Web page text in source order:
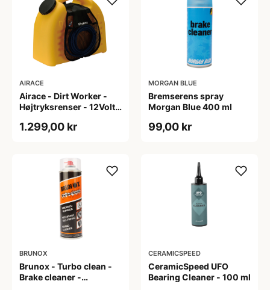
AIRACE
Airace - Dirt Worker -
Højtryksrenser - 12Volt -
1.299,00 kr
MORGAN BLUE
Bremserens spray
Morgan Blue 400 ml
99,00 kr
BRUNOX
Brunox - Turbo clean -
Brake cleaner -
CERAMICSPEED
CeramicSpeed UFO
Bearing Cleaner - 100 ml